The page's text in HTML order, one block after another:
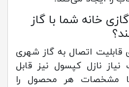
خانه شما با گاز
قابلیت اتصال به گاز شهری
نیاز نازل کپسول نیز قابل
مشخصات هر محصول را